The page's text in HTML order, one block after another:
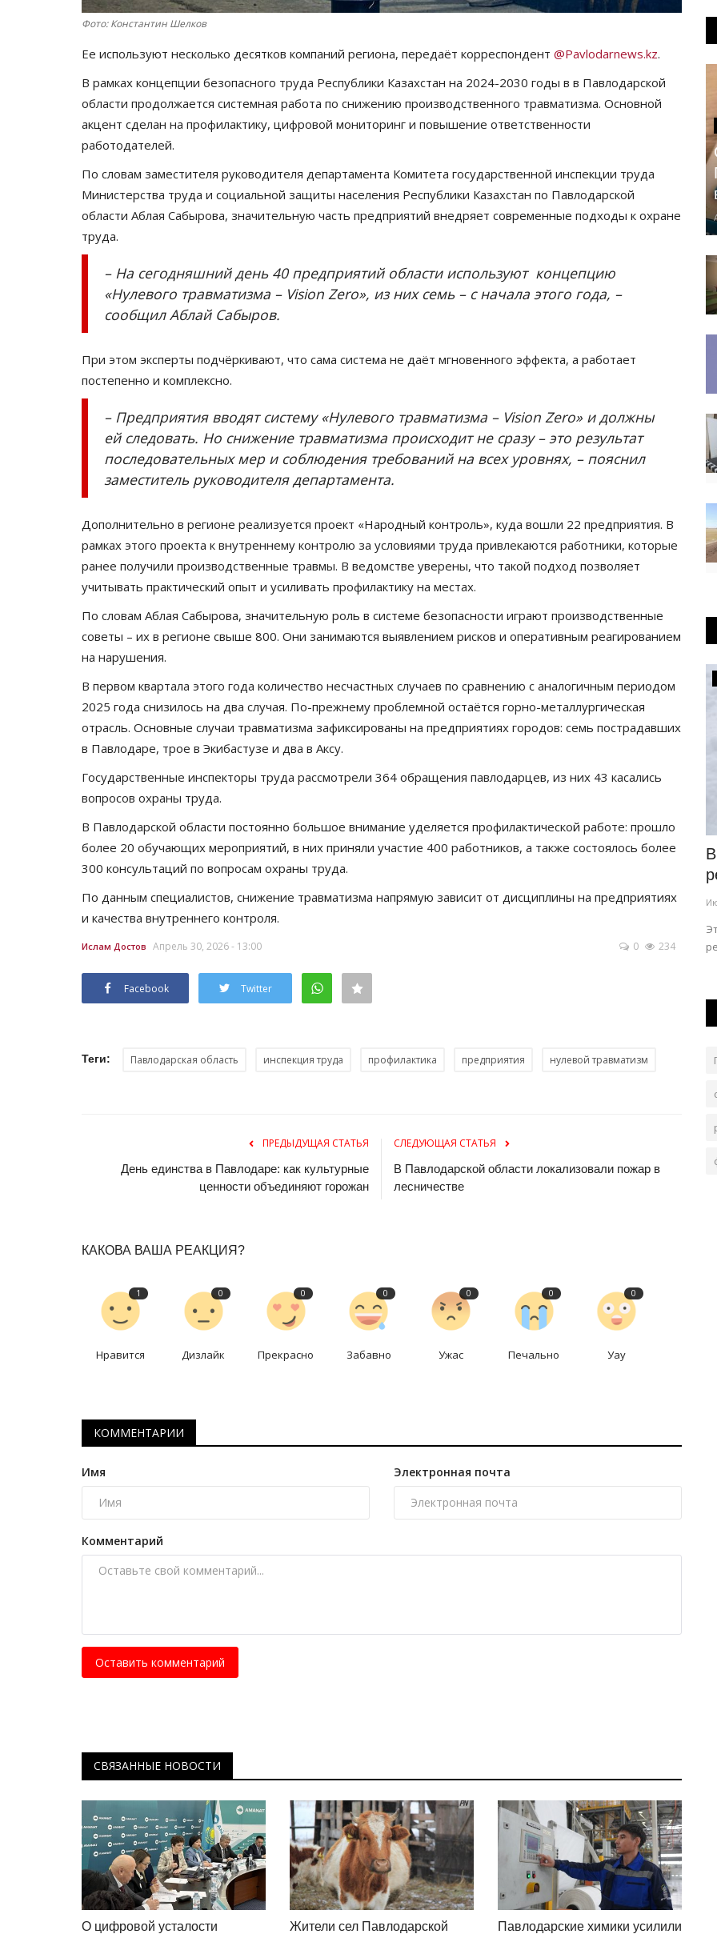
Фото: Константин Шелков
Ее используют несколько десятков компаний региона, передаёт корреспондент @Pavlodarnews.kz.
В рамках концепции безопасного труда Республики Казахстан на 2024-2030 годы в в Павлодарской
области продолжается системная работа по снижению производственного травматизма. Основной
акцент сделан на профилактику, цифровой мониторинг и повышение ответственности
работодателей.
По словам заместителя руководителя департамента Комитета государственной инспекции труда
Министерства труда и социальной защиты населения Республики Казахстан по Павлодарской
области Аблая Сабырова, значительную часть предприятий внедряет современные подходы к охране
труда.
– На сегодняшний день 40 предприятий области используют концепцию
«Нулевого травматизма – Vision Zero», из них семь – с начала этого года, –
сообщил Аблай Сабыров.
При этом эксперты подчёркивают, что сама система не даёт мгновенного эффекта, а работает
постепенно и комплексно.
– Предприятия вводят систему «Нулевого травматизма – Vision Zero» и должны
ей следовать. Но снижение травматизма происходит не сразу – это результат
последовательных мер и соблюдения требований на всех уровнях, – пояснил
заместитель руководителя департамента.
Дополнительно в регионе реализуется проект «Народный контроль», куда вошли 22 предприятия. В
рамках этого проекта к внутреннему контролю за условиями труда привлекаются работники, которые
ранее получили производственные травмы. В ведомстве уверены, что такой подход позволяет
учитывать практический опыт и усиливать профилактику на местах.
По словам Аблая Сабырова, значительную роль в системе безопасности играют производственные
советы – их в регионе свыше 800. Они занимаются выявлением рисков и оперативным реагированием
на нарушения.
В первом квартала этого года количество несчастных случаев по сравнению с аналогичным периодом
2025 года снизилось на два случая. По-прежнему проблемной остаётся горно-металлургическая
отрасль. Основные случаи травматизма зафиксированы на предприятиях городов: семь пострадавших
в Павлодаре, трое в Экибастузе и два в Аксу.
Государственные инспекторы труда рассмотрели 364 обращения павлодарцев, из них 43 касались
вопросов охраны труда.
В Павлодарской области постоянно большое внимание уделяется профилактической работе: прошло
более 20 обучающих мероприятий, в них приняли участие 400 работников, а также состоялось более
300 консультаций по вопросам охраны труда.
По данным специалистов, снижение травматизма напрямую зависит от дисциплины на предприятиях
и качества внутреннего контроля.
Ислам Достов Апрель 30, 2026 - 13:00 0 234
Facebook Twitter
Теги: Павлодарская область инспекция труда профилактика предприятия нулевой травматизм
ПРЕДЫДУЩАЯ СТАТЬЯ
День единства в Павлодаре: как культурные
ценности объединяют горожан
СЛЕДУЮЩАЯ СТАТЬЯ
В Павлодарской области локализовали пожар в
лесничестве
КАКОВА ВАША РЕАКЦИЯ?
1
Нравится
0
Дизлайк
0
Прекрасно
0
Забавно
0
Ужас
0
Печально
0
Уау
КОММЕНТАРИИ
Имя Электронная почта
Комментарий
Оставить комментарий
СВЯЗАННЫЕ НОВОСТИ
О цифровой усталости
Жители сел Павлодарской
Павлодарские химики усилили
Гражданскую безопасность
Павлодарского региона показали...
Февр 28, 2026 0 864
1 марта - Международный день гражданской обороны.
В Павлодаре перинатальный центр
Авг 4, 2026 0 126